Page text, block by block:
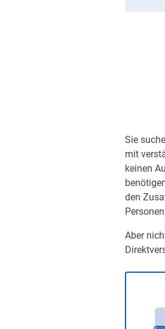
Sie
mit
keinen
den
Aber